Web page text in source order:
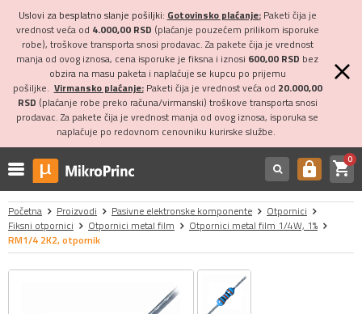
Uslovi za besplatno slanje pošiljki: Gotovinsko plaćanje:Paketi čija je
vrednost veća od 4.000,00 RSD (plaćanje pouzećem prilikom isporuke
robe), troškove transporta snosi prodavac. Za pakete čija je vrednost
manja od ovog iznosa, cena isporuke je fiksna i iznosi 600,00 RSD bez
obzira na masu paketa i naplaćuje se kupcu po prijemu
pošiljke. Virmansko plaćanje:Paketi čija je vrednost veća od 20.000,00
RSD (plaćanje robe preko računa/virmanski) troškove transporta snosi
prodavac. Za pakete čija je vrednost manja od ovog iznosa, isporuka se
naplaćuje po redovnom cenovniku kurirske službe.
https shopping_cart0
Početna Proizvodi Pasivne elektronske komponente
Otpornici
Fiksni otpornici
Otpornici metal film
Otpornici metal film 1/4W, 1%
RM1/4 2K2, otpornik